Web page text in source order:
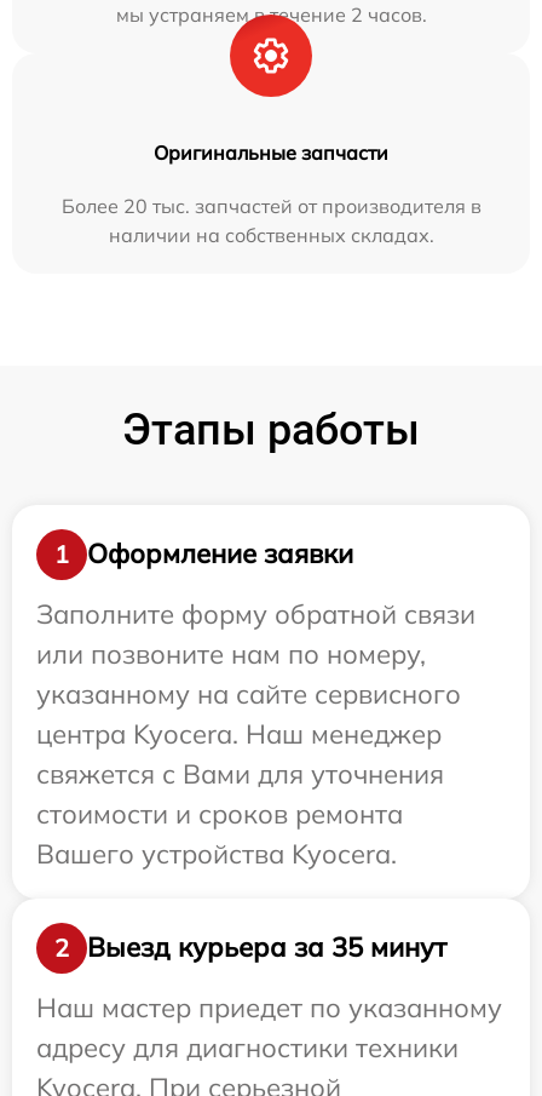
мы устраняем в течение 2 часов.
Оригинальные запчасти
Более 20 тыс. запчастей от производителя в
наличии на собственных складах.
Этапы работы
1
Оформление заявки
Заполните форму обратной связи
или позвоните нам по номеру,
указанному на сайте сервисного
центра Kyocera. Наш менеджер
свяжется с Вами для уточнения
стоимости и сроков ремонта
Вашего устройства Kyocera.
2
Выезд курьера за 35 минут
Наш мастер приедет по указанному
адресу для диагностики техники
Kyocera. При серьезной